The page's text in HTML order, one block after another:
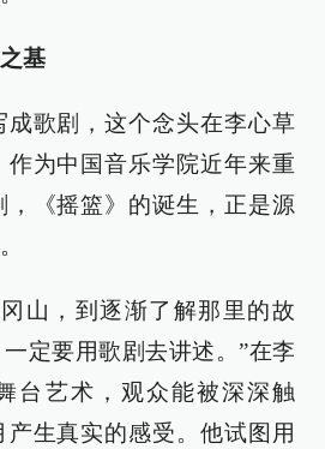
基
成歌剧，这个念头在李心草
为中国音乐学院近年来重
，《摇篮》的诞生，正是源
山，到逐渐了解那里的故
定要用歌剧去讲述。”在李
台艺术，观众能被深深触
生真实的感受。他试图用